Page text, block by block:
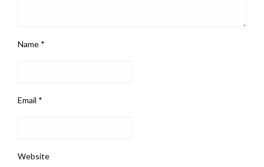
Name *
Email *
Website